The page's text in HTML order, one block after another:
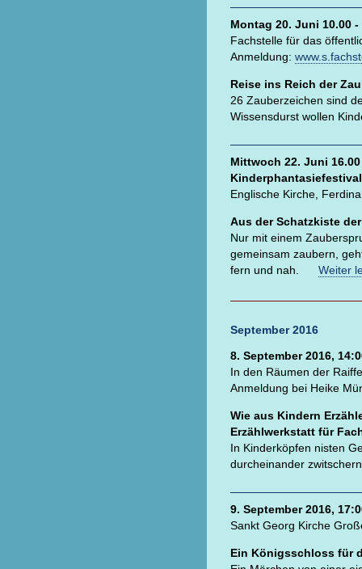
Montag 20. Juni 10.00 -
Fachstelle für das
Anmeldung:
Reise ins Reich der
26 Zauberzeichen sind
Wissensdurst wollen
Mittwoch 22. Juni
Englische Kirche,
Aus der Schatzkiste
Nur mit einem
gemeinsam zaubern,
fern und nah. Weiter
September 2016
8. September 2016,
In den Räumen der
Anmeldung bei Heike
Wie aus Kindern
Erzählwerkstatt für
In Kinderköpfen nisten
durcheinander
9. September 2016,
Sankt Georg Kirche
Ein Königsschloss für